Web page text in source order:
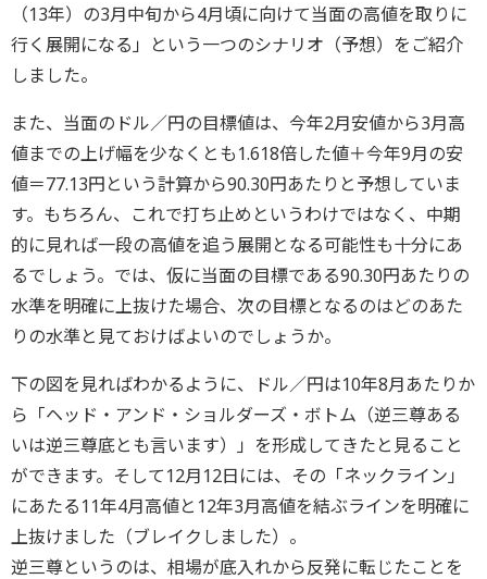
（13年）の3月中旬から4月頃に向けて当面の高値を取りに
行く展開になる」という一つのシナリオ（予想）をご紹介
しました。
また、当面のドル／円の目標値は、今年2月安値から3月高
値までの上げ幅を少なくとも1.618倍した値＋今年9月の安
値＝77.13円という計算から90.30円あたりと予想していま
す。もちろん、これで打ち止めというわけではなく、中期
的に見れば一段の高値を追う展開となる可能性も十分にあ
るでしょう。では、仮に当面の目標である90.30円あたりの
水準を明確に上抜けた場合、次の目標となるのはどのあた
りの水準と見ておけばよいのでしょうか。
下の図を見ればわかるように、ドル／円は10年8月あたりか
ら「ヘッド・アンド・ショルダーズ・ボトム（逆三尊ある
いは逆三尊底とも言います）」を形成してきたと見ること
ができます。そして12月12日には、その「ネックライン」
にあたる11年4月高値と12年3月高値を結ぶラインを明確に
上抜けました（ブレイクしました）。
逆三尊というのは、相場が底入れから反発に転じたことを